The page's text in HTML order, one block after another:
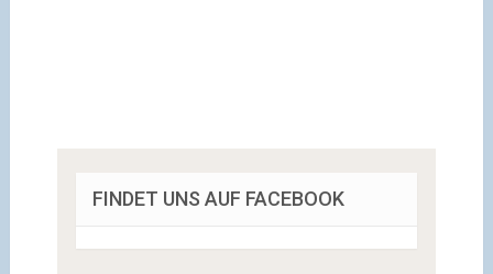
FINDET UNS AUF FACEBOOK